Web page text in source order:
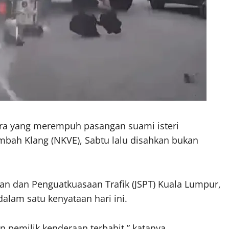
yang merempuh pasangan suami isteri
Klang (NKVE), Sabtu lalu disahkan bukan
dan Penguatkuasaan Trafik (JSPT) Kuala Lumpur,
satu kenyataan hari ini.